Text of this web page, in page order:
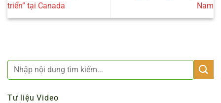
triển” tại Canada
Nam
Tư liệu Video